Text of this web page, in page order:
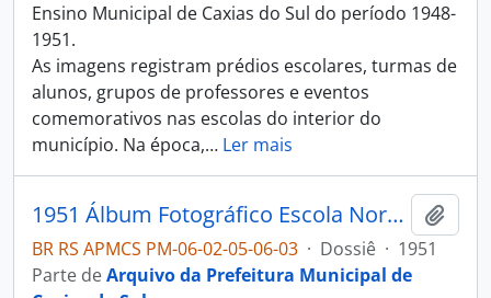
Ensino Municipal de Caxias do Sul do período 1948-
1951.
As imagens registram prédios escolares, turmas de
alunos, grupos de professores e eventos
comemorativos nas escolas do interior do
município. Na época,… Ler mais
1951 Álbum Fotográfico Escola Normal Duque de Caxias
BR RS APMCS PM-06-02-05-06-03 · Dossiê · 1951
Parte deArquivo da Prefeitura Municipal de